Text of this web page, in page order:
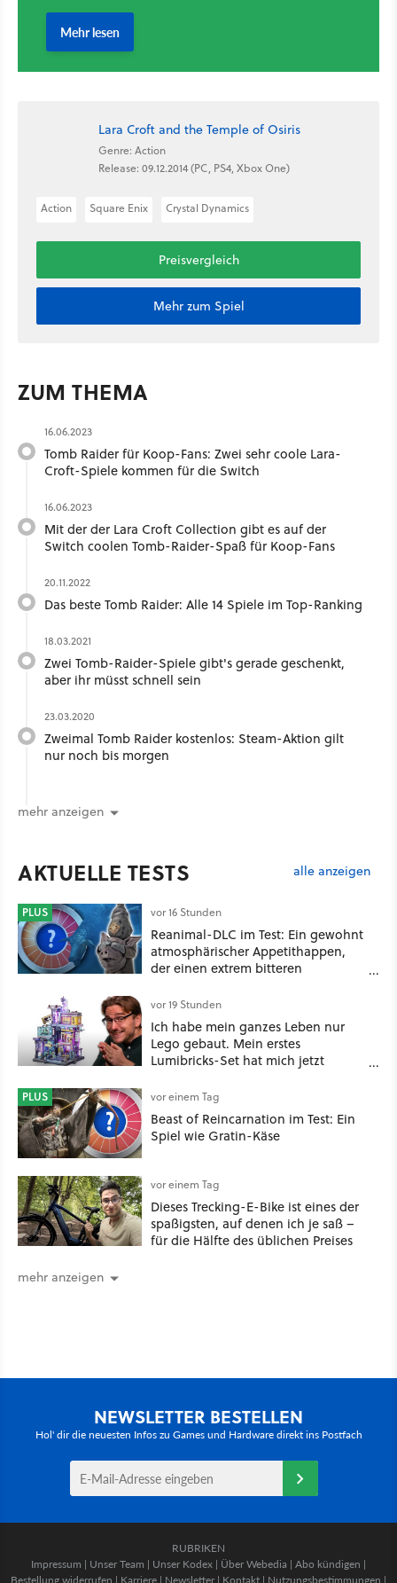
Lara Croft and the Temple of Osiris
Genre: Action
Release: 09.12.2014 (PC, PS4, Xbox One)
Action Square Enix Crystal Dynamics
Preisvergleich
Mehr zum Spiel
ZUM THEMA
16.06.2023
Tomb Raider für Koop-Fans: Zwei sehr coole Lara-
Croft-Spiele kommen für die Switch
16.06.2023
Mit der der Lara Croft Collection gibt es auf der
Switch coolen Tomb-Raider-Spaß für Koop-Fans
20.11.2022
Das beste Tomb Raider: Alle 14 Spiele im Top-Ranking
18.03.2021
Zwei Tomb-Raider-Spiele gibt's gerade geschenkt,
aber ihr müsst schnell sein
23.03.2020
Zweimal Tomb Raider kostenlos: Steam-Aktion gilt
nur noch bis morgen
mehr anzeigen
AKTUELLE TESTS alle anzeigen
PLUS vor 16 Stunden
Reanimal-DLC im Test: Ein gewohnt
atmosphärischer Appetithappen,
der einen extrem bitteren
vor 19 Stunden
Ich habe mein ganzes Leben nur
Lego gebaut. Mein erstes
Lumibricks-Set hat mich jetzt
Stack im Test
PLUS vor einem Tag
Beast of Reincarnation im Test: Ein
Spiel wie Gratin-Käse
vor einem Tag
Dieses Trecking-E-Bike ist eines der
spaßigsten, auf denen ich je saß –
für die Hälfte des üblichen Preises
mehr anzeigen
NEWSLETTER BESTELLEN
Hol' dir die neuesten Infos zu Games und Hardware direkt ins Postfach
RUBRIKEN
Impressum | Unser Team | Unser Kodex | Über Webedia | Abo kündigen |